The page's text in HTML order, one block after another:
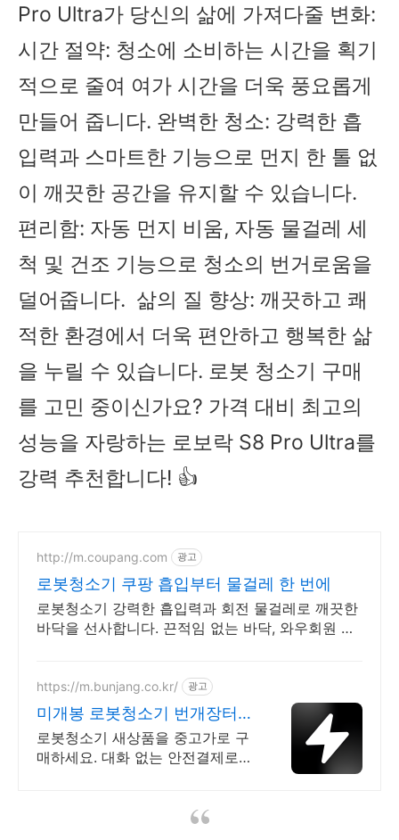
Pro Ultra가 당신의 삶에 가져다줄 변화:
시간 절약: 청소에 소비하는 시간을 획기
적으로 줄여 여가 시간을 더욱 풍요롭게
만들어 줍니다. 완벽한 청소: 강력한 흡
입력과 스마트한 기능으로 먼지 한 톨 없
이 깨끗한 공간을 유지할 수 있습니다.
편리함: 자동 먼지 비움, 자동 물걸레 세
척 및 건조 기능으로 청소의 번거로움을
덜어줍니다. 삶의 질 향상: 깨끗하고 쾌
적한 환경에서 더욱 편안하고 행복한 삶
을 누릴 수 있습니다. 로봇 청소기 구매
를 고민 중이신가요? 가격 대비 최고의
성능을 자랑하는 로보락 S8 Pro Ultra를
강력 추천합니다! 👍
http://m.coupang.com 광고
로봇청소기 쿠팡 흡입부터 물걸레 한 번에
로봇청소기 강력한 흡입력과 회전 물걸레로 깨끗한
바닥을 선사합니다. 끈적임 없는 바닥, 와우회원 무
https://m.bunjang.co.kr/ 광고
미개봉 로봇청소기 번개장터
국내 최대 브랜드 중고거래
로봇청소기 새상품을 중고가로 구
매하세요. 대화 없는 안전결제로